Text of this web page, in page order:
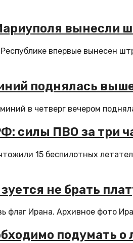
вынесли
впервые вынесен
поднялась
в четверг вечером
силы ПВО за три
15 беспилотных
не брать
флаг Ирана. Архивное фото
подумать